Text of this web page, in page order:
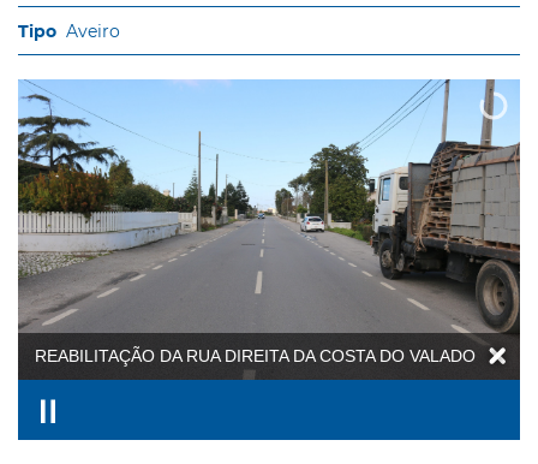
Aveiro
REABILITAÇÃO DA RUA DIREITA DA COSTA DO VALADO